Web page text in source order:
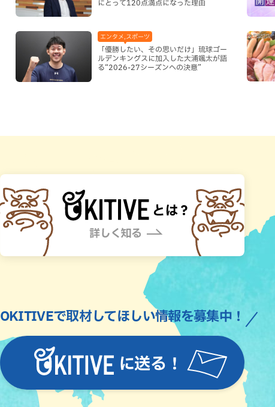
にとって120点満点になった理由
エンタメ,スポーツ
「優勝したい、その思いだけ」琉球ゴー
ルデンキングスに加入した大浦颯太が語
る“2026-27シーズンへの決意”
に送る！
OKITIVEで取材してほしい情報を募集中！